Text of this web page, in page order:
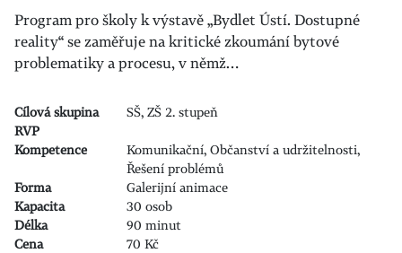
Program pro školy k výstavě „Bydlet Ústí. Dostupné
reality“ se zaměřuje na kritické zkoumání bytové
problematiky a procesu, v němž…
Cílová skupina
SŠ, ZŠ 2. stupeň
RVP
Kompetence
Komunikační, Občanství a udržitelnosti,
Řešení problémů
Forma
Galerijní animace
Kapacita
30 osob
Délka
90 minut
Cena
70 Kč